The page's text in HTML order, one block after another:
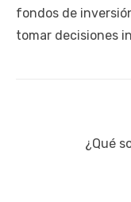
fondos de
tomar decisiones
¿Qué